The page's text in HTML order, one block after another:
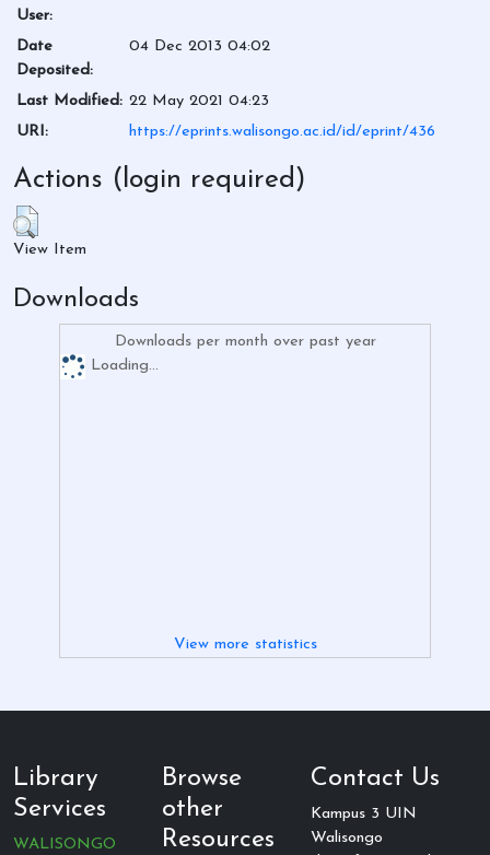
User:
Date
Deposited:
04 Dec 2013 04:02
Last Modified: 22 May 2021 04:23
URI:
https://eprints.walisongo.ac.id/id/eprint/436
Actions (login required)
View Item
Downloads
Downloads per month over past year
Loading...
View more statistics
Library
Services
WALISONGO
Browse
other
Resources
Contact Us
Kampus 3 UIN
Walisongo